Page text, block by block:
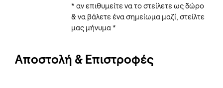
* αν επιθυμείτε να το στείλετε ως δώρο
& να βάλετε ένα σημείωμα μαζί, στείλτε
μας μήνυμα *
Αποστολή & Επιστροφές